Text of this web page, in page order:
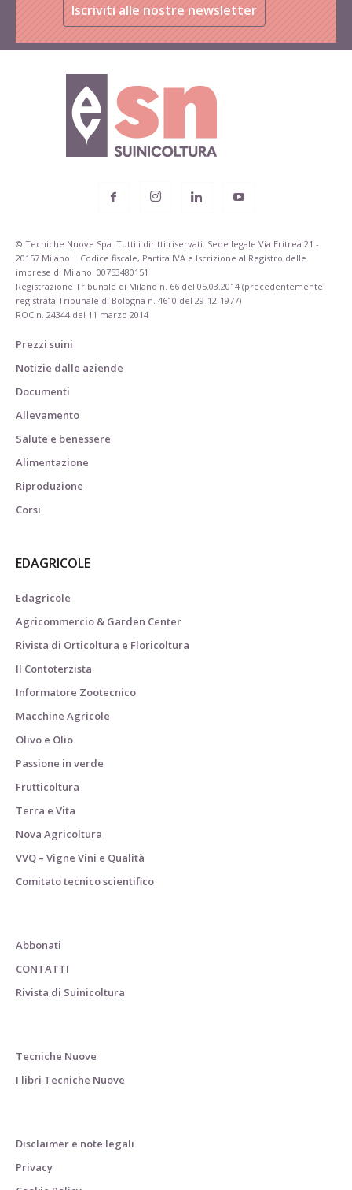
Iscriviti alle nostre newsletter
© Tecniche Nuove Spa. Tutti i diritti riservati. Sede legale Via Eritrea 21 -
20157 Milano | Codice fiscale, Partita IVA e Iscrizione al Registro delle
imprese di Milano: 00753480151
Registrazione Tribunale di Milano n. 66 del 05.03.2014 (precedentemente
registrata Tribunale di Bologna n. 4610 del 29-12-1977)
ROC n. 24344 del 11 marzo 2014
Prezzi suini
Notizie dalle aziende
Documenti
Allevamento
Salute e benessere
Alimentazione
Riproduzione
Corsi
EDAGRICOLE
Edagricole
Agricommercio & Garden Center
Rivista di Orticoltura e Floricoltura
Il Contoterzista
Informatore Zootecnico
Macchine Agricole
Olivo e Olio
Passione in verde
Frutticoltura
Terra e Vita
Nova Agricoltura
VVQ – Vigne Vini e Qualità
Comitato tecnico scientifico
Abbonati
CONTATTI
Rivista di Suinicoltura
Tecniche Nuove
I libri Tecniche Nuove
Disclaimer e note legali
Privacy